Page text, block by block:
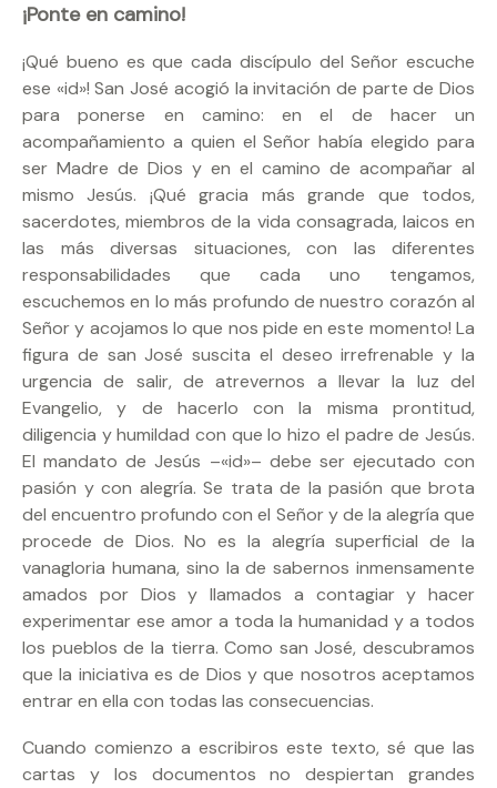
¡Ponte en camino!
¡Qué bueno es que cada discípulo del Señor escuche
ese «id»! San José acogió la invitación de parte de Dios
para ponerse en camino: en el de hacer un
acompañamiento a quien el Señor había elegido para
ser Madre de Dios y en el camino de acompañar al
mismo Jesús. ¡Qué gracia más grande que todos,
sacerdotes, miembros de la vida consagrada, laicos en
las más diversas situaciones, con las diferentes
responsabilidades que cada uno tengamos,
escuchemos en lo más profundo de nuestro corazón al
Señor y acojamos lo que nos pide en este momento! La
figura de san José suscita el deseo irrefrenable y la
urgencia de salir, de atrevernos a llevar la luz del
Evangelio, y de hacerlo con la misma prontitud,
diligencia y humildad con que lo hizo el padre de Jesús.
El mandato de Jesús –«id»– debe ser ejecutado con
pasión y con alegría. Se trata de la pasión que brota
del encuentro profundo con el Señor y de la alegría que
procede de Dios. No es la alegría superficial de la
vanagloria humana, sino la de sabernos inmensamente
amados por Dios y llamados a contagiar y hacer
experimentar ese amor a toda la humanidad y a todos
los pueblos de la tierra. Como san José, descubramos
que la iniciativa es de Dios y que nosotros aceptamos
entrar en ella con todas las consecuencias.
Cuando comienzo a escribiros este texto, sé que las
cartas y los documentos no despiertan grandes